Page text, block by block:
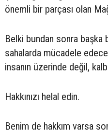
önemli bir parçası olan
Belki bundan sonra
sahalarda mücadele
insanın üzerinde değil,
Hakkınızı helal edin.
Benim de hakkım varsa